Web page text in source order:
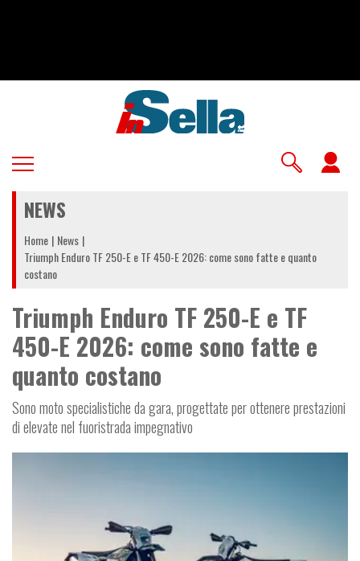
NEWS
Home News
Triumph Enduro TF 250-E e TF 450-E 2026: come sono fatte e quanto
costano
Triumph Enduro TF 250-E e TF
450-E 2026: come sono fatte e
quanto costano
Sono moto specialistiche da gara, progettate per ottenere prestazioni
di elevate nel fuoristrada impegnativo